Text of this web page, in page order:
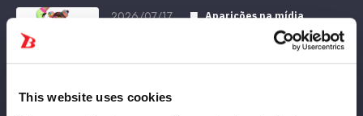
This website uses cookies
2026/07/17 Aparições na mídia
【メディア情報】本日22:00～ABEMA「ダ
マってられない女たち3」#2にてフワちゃ